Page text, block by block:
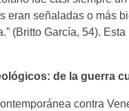
eran señaladas o más
(Britto García, 54).
de la guerra
contra